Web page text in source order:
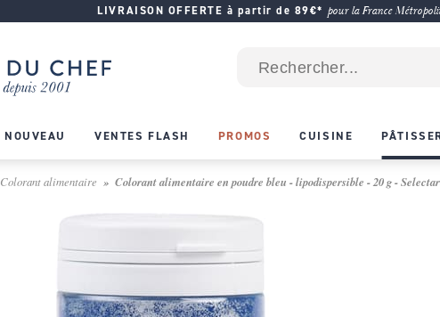
LIVRAISON OFFERTE à partir de 89€* pour la France
NOUVEAU VENTES FLASH PROMOS CUISINE
Colorant alimentaire Colorant alimentaire en poudre bleu - lipodispersible - 20 g -